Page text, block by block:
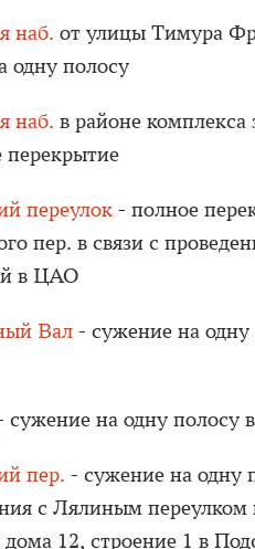
наб. от улицы Тимура
одну полосу
наб. в районе
переулок - полное
пер. в связи с
в ЦАО
Вал - сужение на одну
сужение на одну полосу
пер. - сужение на одну
с Лялиным
дома 12, строение 1 в